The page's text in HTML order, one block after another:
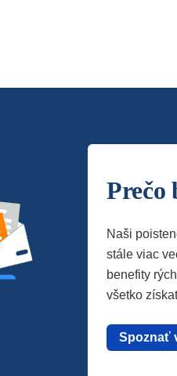
Prečo
Naši
stále viac
benefity
všetko
Spoznať